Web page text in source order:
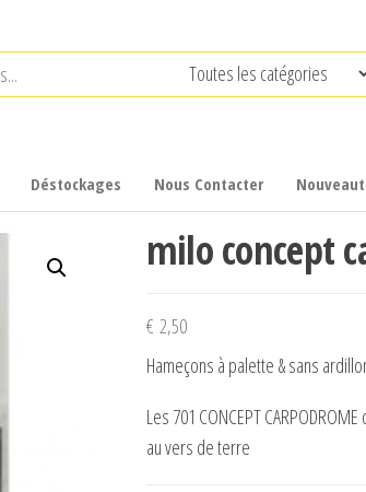
Déstockages Nous Contacter
milo concept
€ 2,50
Hameçons à palette & sans
Les 701 CONCEPT
au vers de terre